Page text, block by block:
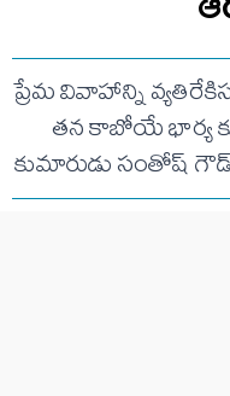
ప్రేమ వివాహాన్ని
తన కాబోయే భార్య
కుమారుడు సంతోష్